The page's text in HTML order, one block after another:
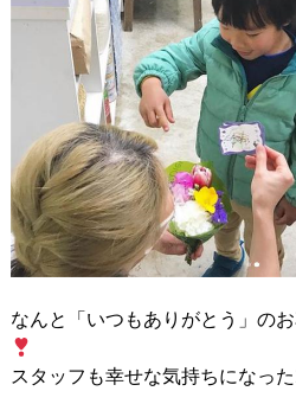
なんと「いつもありがとう」の
スタッフも幸せな気持ちになっ